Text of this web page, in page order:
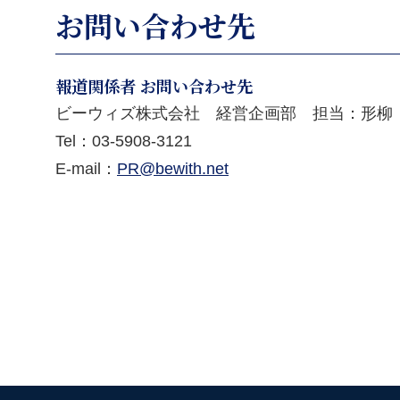
お問い合わせ先
報道関係者 お問い合わせ先
ビーウィズ株式会社 経営企画部 担当：形柳
Tel： 03-5908-3121
E-mail： PR@bewith.net